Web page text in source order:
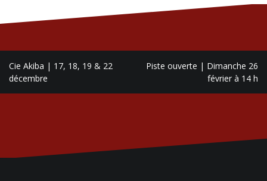
Navigation
de
l’article
Cie Akiba | 17, 18, 19 & 22
décembre
Piste ouverte | Dimanche 26
février à 14 h